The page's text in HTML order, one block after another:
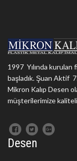
1997 Yılında kurulan
başladık. Şuan Aktif
Mikron Kalıp Desen
müşterilerimize
Desen